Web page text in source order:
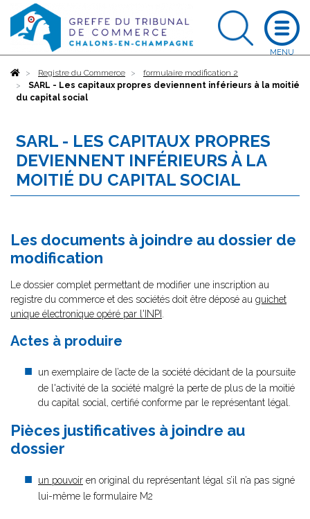
AccueilRegistre du Commerce
formulaire modification 2
SARL - Les capitaux propres deviennent inférieurs à la moitié
du capital social
SARL - LES CAPITAUX PROPRES
DEVIENNENT INFÉRIEURS À LA
MOITIÉ DU CAPITAL SOCIAL
Les documents à joindre au dossier de
modification
Le dossier complet permettant de modifier une inscription au
registre du commerce et des sociétés doit être déposé au guichet
unique électronique opéré par l'INPI
Actes à produire
un exemplaire de l’acte de la société décidant de la poursuite
de l'activité de la société malgré la perte de plus de la moitié
du capital social, certifié conforme par le représentant légal.
Pièces justificatives à joindre au
dossier
un pouvoir en original du représentant légal s’il n’a pas signé
lui-même le formulaire M2